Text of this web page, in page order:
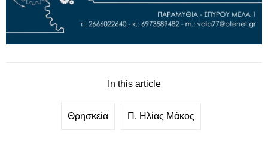
In this article
Θρησκεία Π. Ηλίας Μάκος